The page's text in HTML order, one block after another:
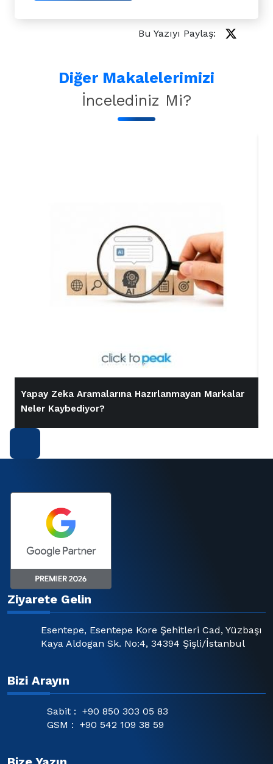
Bu Yazıyı Paylaş:
Diğer Makalelerimizi
İncelediniz Mi?
Yapay Zeka Aramalarına Hazırlanmayan Markalar
Neler Kaybediyor?
Ziyarete Gelin
Esentepe, Esentepe Kore Şehitleri Cad, Yüzbaşı
Kaya Aldogan Sk. No:4, 34394 Şişli/İstanbul
Bizi Arayın
Sabit : +90 850 303 05 83
GSM : +90 542 109 38 59